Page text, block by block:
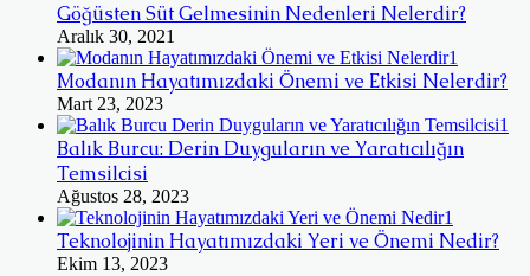
Göğüsten Süt Gelmesinin Nedenleri Nelerdir?
Aralık 30, 2021
Modanın Hayatımızdaki Önemi ve Etkisi Nelerdir?
Mart 23, 2023
Balık Burcu: Derin Duyguların ve Yaratıcılığın
Temsilcisi
Ağustos 28, 2023
Teknolojinin Hayatımızdaki Yeri ve Önemi Nedir?
Ekim 13, 2023